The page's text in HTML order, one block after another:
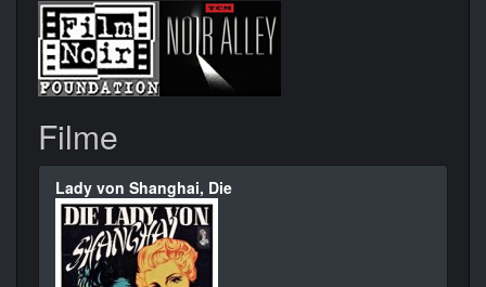
Filme
Lady von Shanghai, Die